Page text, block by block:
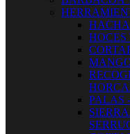
PALAS